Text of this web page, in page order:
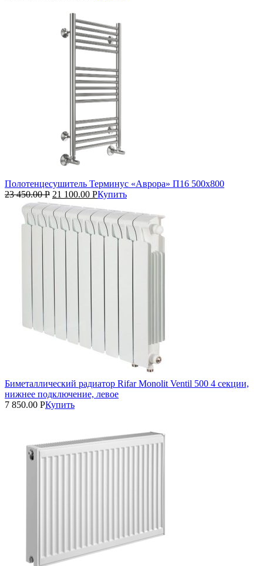
Полотенцесушитель Терминус «Аврора» П16 500х800
23 450.00Р 21 100.00 РКупить
Биметаллический радиатор Rifar Monolit Ventil 500 4 секции,
нижнее подключение, левое
7 850.00 РКупить